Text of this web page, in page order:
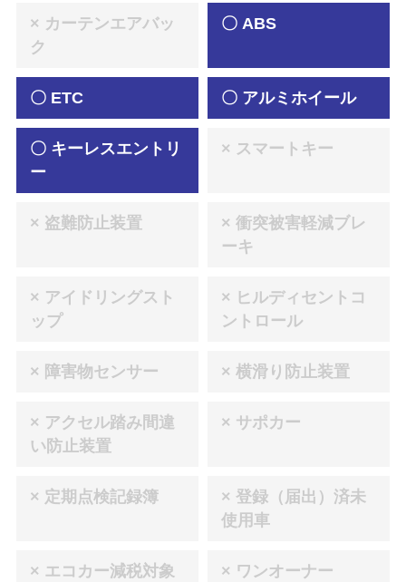
× カーテンエアバッ
ク
〇 ABS
〇 ETC 〇 アルミホイール
〇 キーレスエントリ
ー
× スマートキー
× 盗難防止装置
× 衝突被害軽減ブレ
ーキ
× アイドリングスト
ップ
× ヒルディセントコ
ントロール
× 障害物センサー × 横滑り防止装置
× アクセル踏み間違
い防止装置
× サポカー
× 定期点検記録簿
× 登録（届出）済未
使用車
× エコカー減税対象
× ワンオーナー